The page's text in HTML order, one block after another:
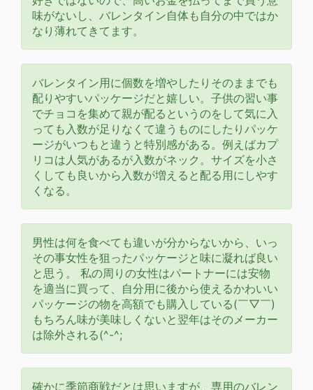
味がないし、バレンタイン自体も自分の中ではか
なり薄れてきてます。
バレンタイン用に個数を増やしたりそのままでも
配りやすいパッケージだと嬉しい。子供の習い事
でチョコを集めて親が配るというのをして気に入
っても入数が足りなくて違うものにしたりパッケ
ージがいつもと違うと特別感がある。例えばカプ
リコは人気があるが入数がネック。サイズを小さ
くしても良いから入数が増えると配る用にしやす
くなる。
男性は何を食べても違いが分からないから、いっ
その事女性を狙ったパッケージと味に凝れば良い
と思う。 私の周りの女性はパートナーには安物
を適当に買って、自分用に後から使えるかわいい
パッケージの物を高額でも購入している(￣▽￣)
もちろん味が美味しくないと翌年はそのメーカー
は除外される(^-^;
確かに季節商戦だとは思いますが、専用のバレン